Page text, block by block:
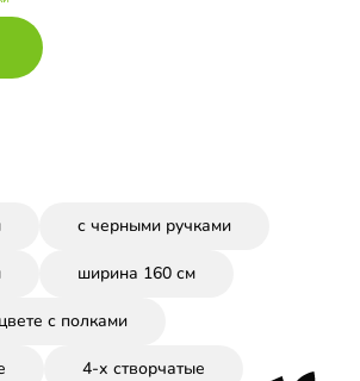
с черными ручками
ширина 160 см
с полками
4-х створчатые